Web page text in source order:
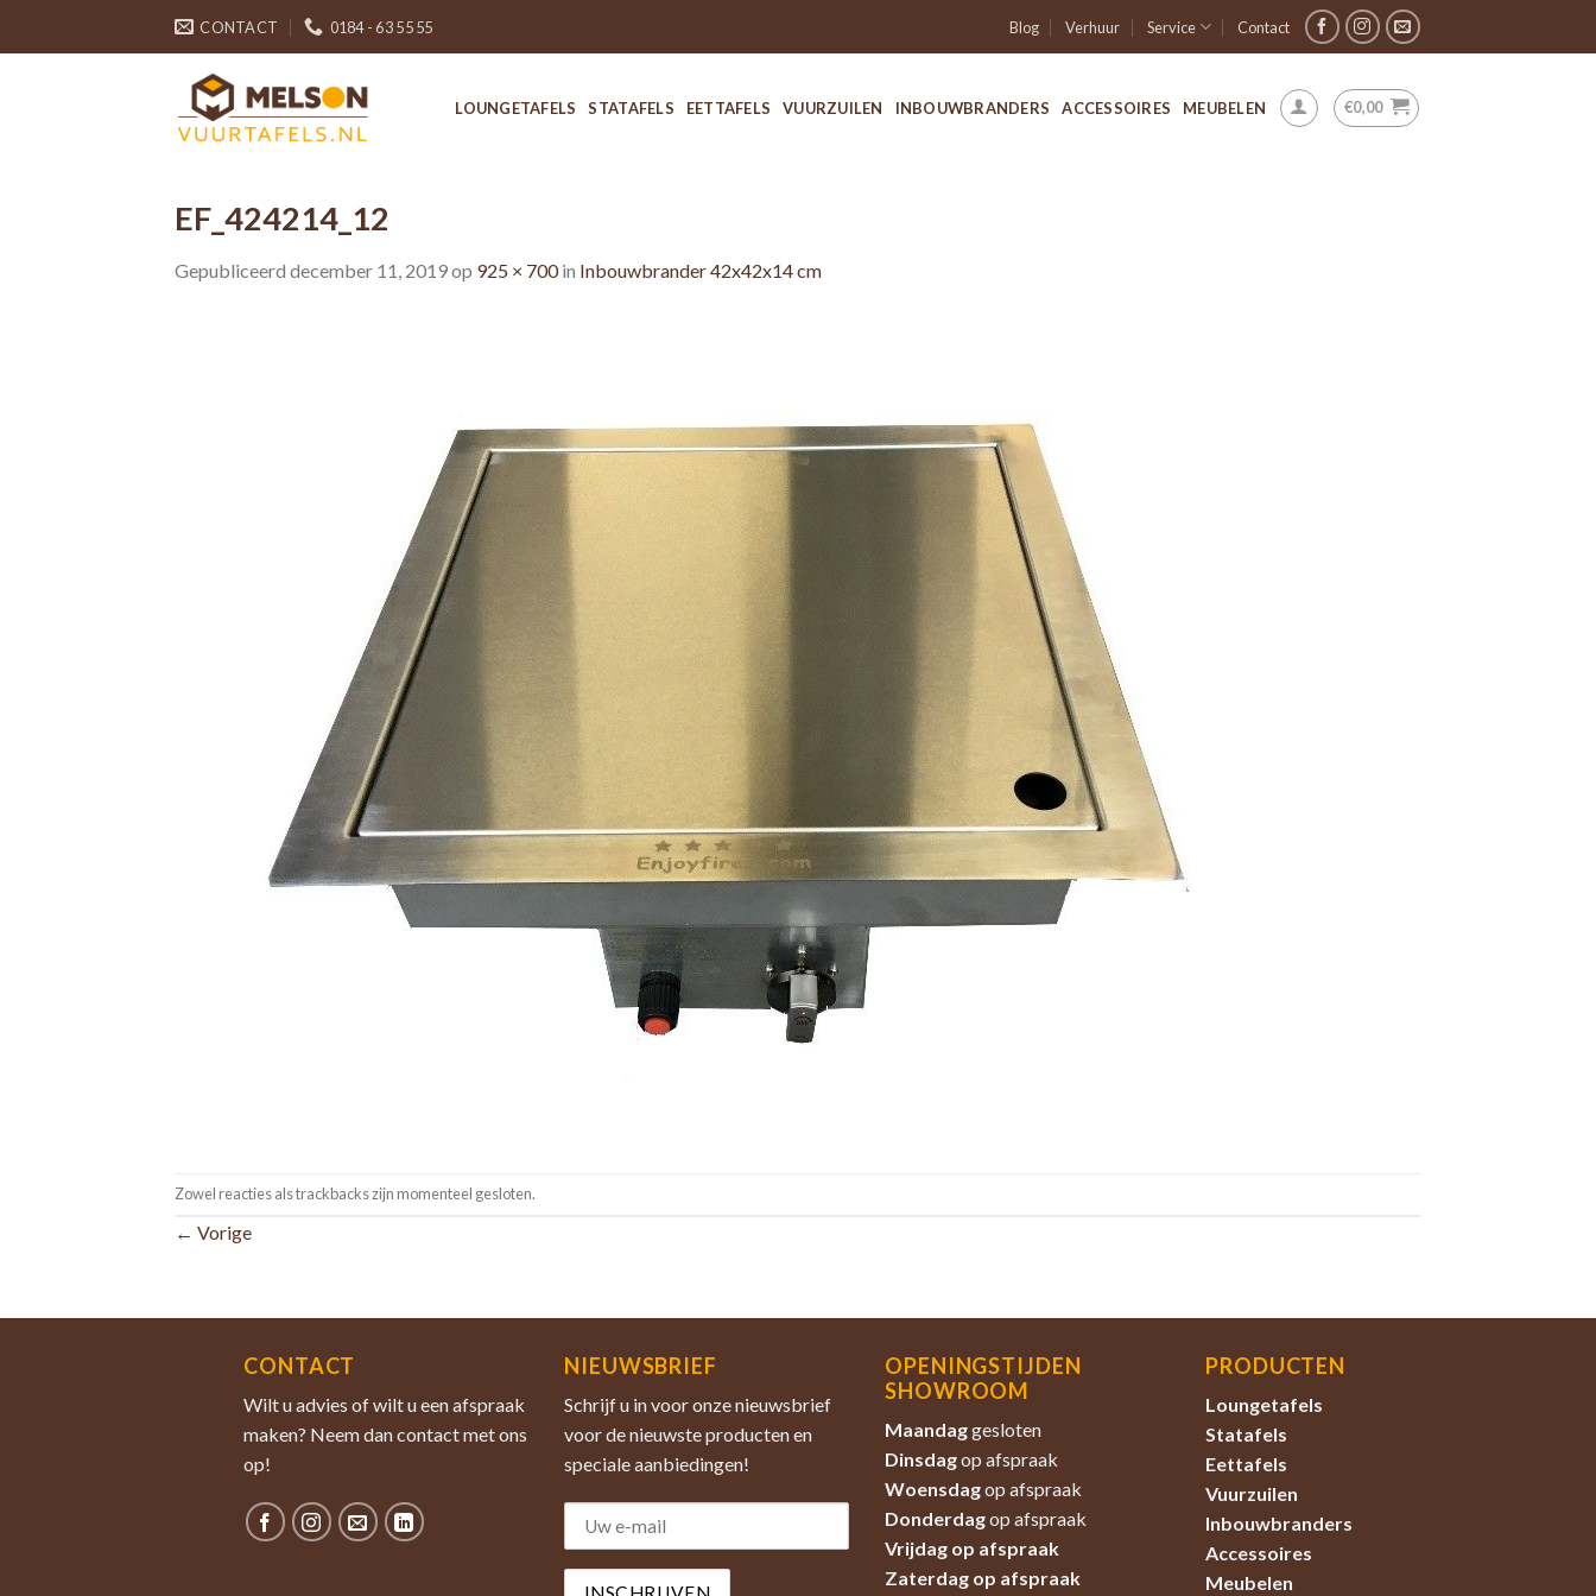
CONTACT 0184 - 63 55 55 Blog Verhuur Service Contact
LOUNGETAFELS STATAFELS EETTAFELS VUURZUILEN INBOUWBRANDERS ACCESSOIRES MEUBELEN €0,00
EF_424214_12
Gepubliceerd december 11, 2019op 925 × 700in Inbouwbrander 42x42x14 cm
Zowel reacties als trackbacks zijn momenteel gesloten.
← Vorige
CONTACT
Wilt u advies of wilt u een afspraak
maken? Neem dan contact met ons
op!
NIEUWSBRIEF
Schrijf u in voor onze nieuwsbrief
voor de nieuwste producten en
speciale aanbiedingen!
OPENINGSTIJDEN
SHOWROOM
Maandaggesloten
Dinsdagop afspraak
Woensdagop afspraak
Donderdagop afspraak
Vrijdag op afspraak
Zaterdag op afspraak
PRODUCTEN
Loungetafels
Statafels
Eettafels
Vuurzuilen
Inbouwbranders
Accessoires
Meubelen